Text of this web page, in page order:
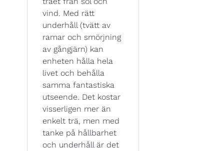
vind. Med rätt
underhåll (tvätt av
ramar och smörjning
av gångjärn) kan
enheten hålla hela
livet och behålla
samma fantastiska
utseende. Det kostar
visserligen mer än
enkelt trä, men med
tanke på hållbarhet
och underhåll är det